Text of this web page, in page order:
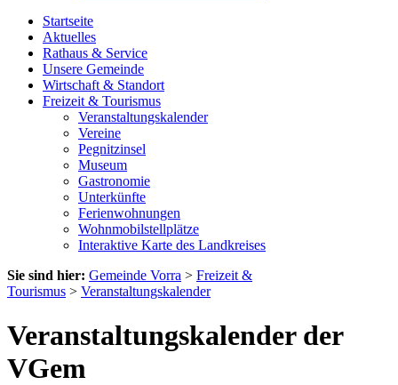
Startseite
Aktuelles
Rathaus & Service
Unsere Gemeinde
Wirtschaft & Standort
Freizeit & Tourismus
Veranstaltungskalender
Vereine
Pegnitzinsel
Museum
Gastronomie
Unterkünfte
Ferienwohnungen
Wohnmobilstellplätze
Interaktive Karte des Landkreises
Sie sind hier: Gemeinde Vorra > Freizeit &
Tourismus > Veranstaltungskalender
Veranstaltungskalender der
VGem